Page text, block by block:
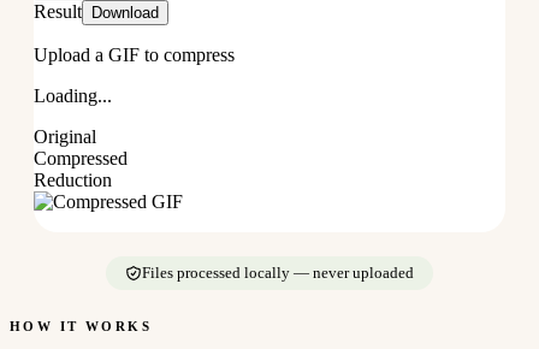
Result Download
Upload a GIF to compress
Loading...
Original
Compressed
Reduction
Files processed locally — never uploaded
HOW IT WORKS